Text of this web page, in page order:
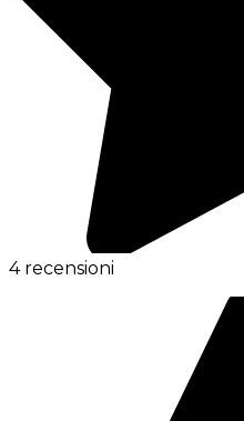
4 recensioni